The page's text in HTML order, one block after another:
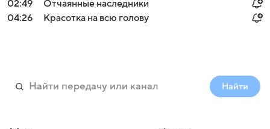
02:49
Отчаянные наследники
04:26
Красотка на всю голову
Найти